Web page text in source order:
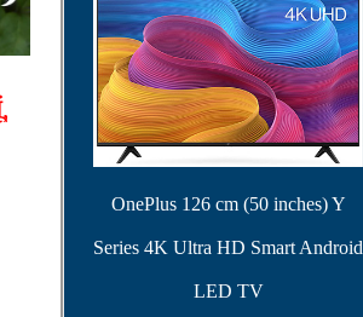
OnePlus 126 cm (50 inches) Y
Series 4K Ultra HD Smart Android
LED TV